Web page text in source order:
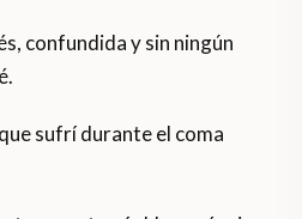
confundida y sin ningún
sufrí durante el coma